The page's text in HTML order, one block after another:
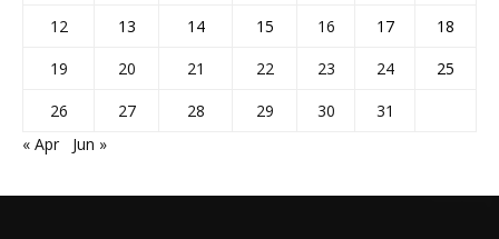
12
13 14 15 16 17
18
19
20 21 22 23 24
25
26
27 28 29 30
31
« Apr
Jun »